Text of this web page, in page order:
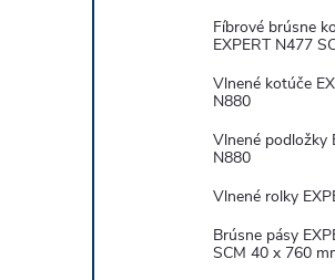
Fíbrové brúsne
EXPERT N477
Vlnené kotúče
N880
Vlnené podložky
N880
Vlnené rolky
Brúsne pásy
SCM 40 x 760